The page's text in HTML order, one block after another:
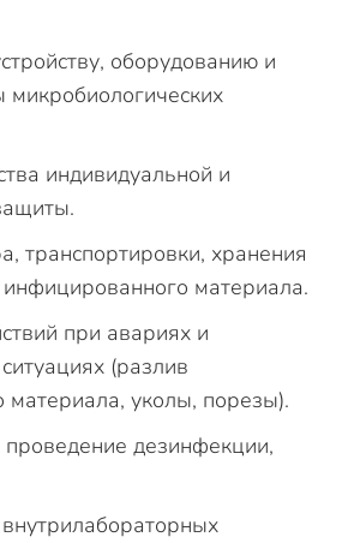
оборудованию и
индивидуальной и
транспортировки, хранения
материала.
при авариях и
(разлив
материала, уколы, порезы).
дезинфекции,